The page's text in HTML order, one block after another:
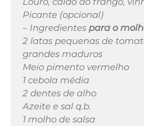
Picante (opcional)
– Ingredientes para o
2 latas pequenas de
grandes maduros
Meio pimento vermelho
1 cebola média
2 dentes de alho
Azeite e sal q.b.
1 molho de salsa